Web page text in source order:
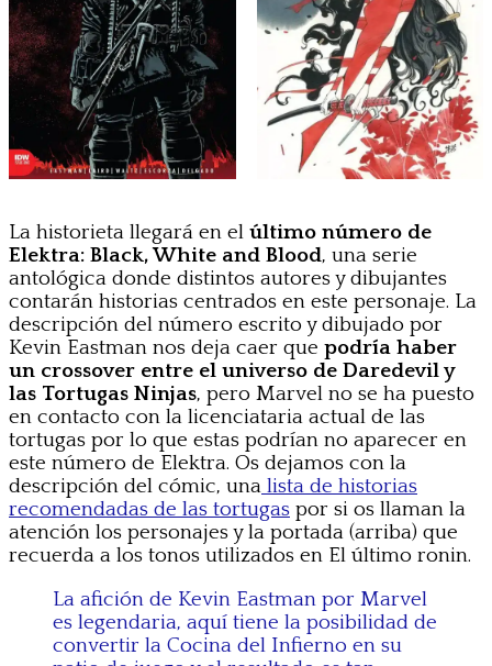
La historieta llegará en el último número de
Elektra: Black, White and Blood, una serie
antológica donde distintos autores y dibujantes
contarán historias centrados en este personaje. La
descripción del número escrito y dibujado por
Kevin Eastman nos deja caer que podría haber
un crossover entre el universo de Daredevil y
las Tortugas Ninjas, pero Marvel no se ha puesto
en contacto con la licenciataria actual de las
tortugas por lo que estas podrían no aparecer en
este número de Elektra. Os dejamos con la
descripción del cómic, una lista de historias
recomendadas de las tortugas por si os llaman la
atención los personajes y la portada (arriba) que
recuerda a los tonos utilizados en El último ronin.
La afición de Kevin Eastman por Marvel
es legendaria, aquí tiene la posibilidad de
convertir la Cocina del Infierno en su